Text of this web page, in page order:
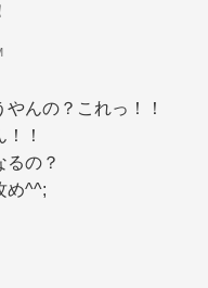
んの？これっ！！
！
るの？
め^^;